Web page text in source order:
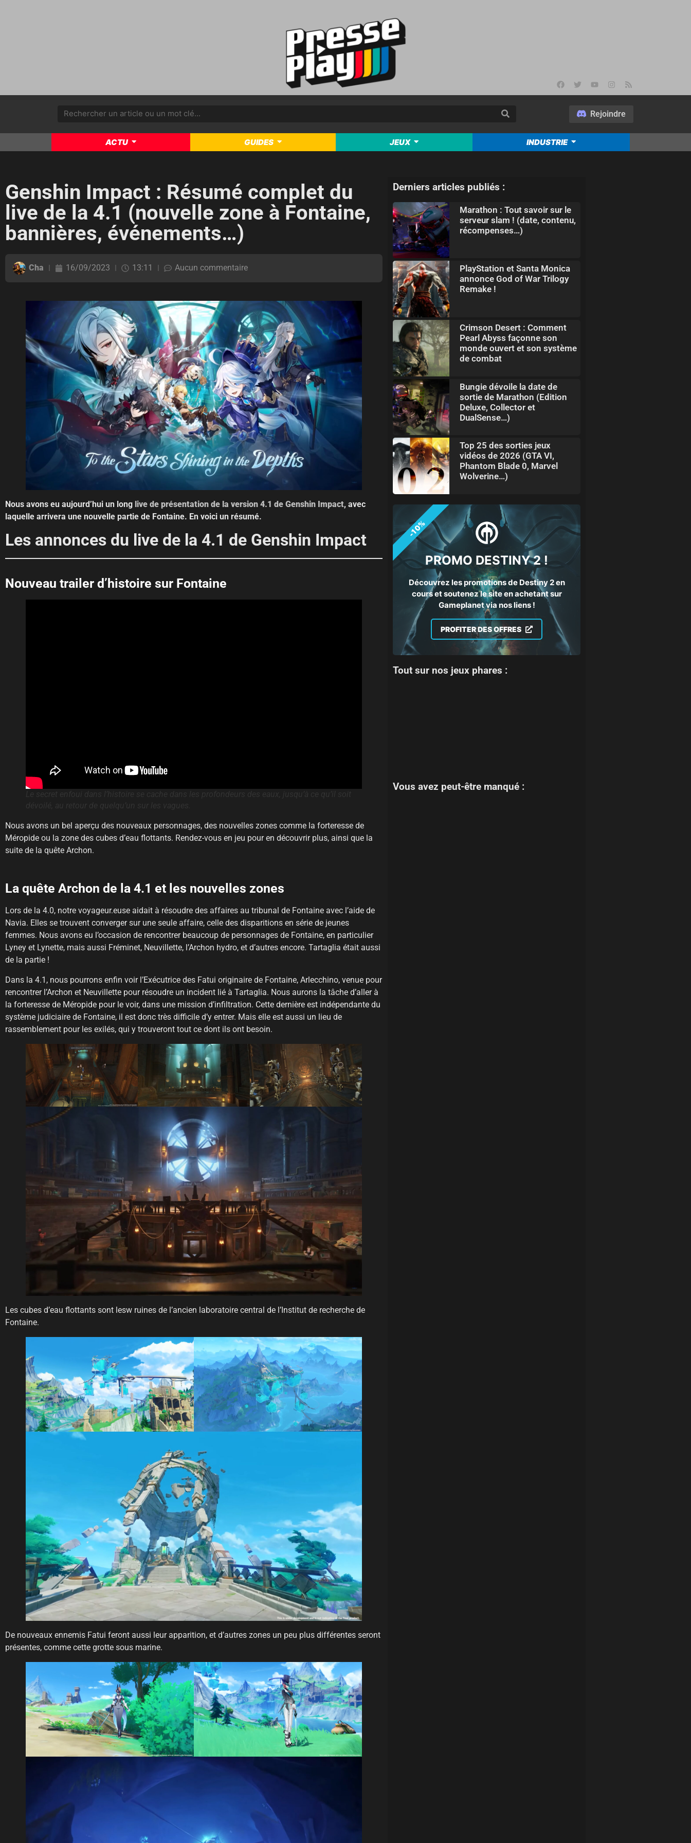
Rejoindre
ACTU GUIDES JEUX INDUSTRIE
Genshin Impact : Résumé complet du
live de la 4.1 (nouvelle zone à Fontaine,
bannières, événements…)
Cha 16/09/2023 13:11 Aucun commentaire
Nous avons eu aujourd’hui un long live de présentation de la version 4.1 de Genshin Impact, avec
laquelle arrivera une nouvelle partie de Fontaine. En voici un résumé.
Les annonces du live de la 4.1 de Genshin Impact
Nouveau trailer d’histoire sur Fontaine
Nous avons un bel aperçu des nouveaux personnages, des nouvelles zones comme la forteresse de
Méropide ou la zone des cubes d’eau flottants. Rendez-vous en jeu pour en découvrir plus, ainsi que la
suite de la quête Archon.
La quête Archon de la 4.1 et les nouvelles zones
Lors de la 4.0, notre voyageur.euse aidait à résoudre des affaires au tribunal de Fontaine avec l’aide de
Navia. Elles se trouvent converger sur une seule affaire, celle des disparitions en série de jeunes
femmes. Nous avons eu l’occasion de rencontrer beaucoup de personnages de Fontaine, en particulier
Lyney et Lynette, mais aussi Fréminet, Neuvillette, l’Archon hydro, et d’autres encore. Tartaglia était aussi
de la partie !
Dans la 4.1, nous pourrons enfin voir l’Exécutrice des Fatui originaire de Fontaine, Arlecchino, venue pour
rencontrer l’Archon et Neuvillette pour résoudre un incident lié à Tartaglia. Nous aurons la tâche d’aller à
la forteresse de Méropide pour le voir, dans une mission d’infiltration. Cette dernière est indépendante du
système judiciaire de Fontaine, il est donc très difficile d’y entrer. Mais elle est aussi un lieu de
rassemblement pour les exilés, qui y trouveront tout ce dont ils ont besoin.
Les cubes d’eau flottants sont lesw ruines de l’ancien laboratoire central de l’Institut de recherche de
Fontaine.
De nouveaux ennemis Fatui feront aussi leur apparition, et d’autres zones un peu plus différentes seront
présentes, comme cette grotte sous marine.
Derniers articles publiés :
Marathon : Tout savoir sur le
serveur slam ! (date, contenu,
récompenses…)
PlayStation et Santa Monica
annonce God of War Trilogy
Remake !
Crimson Desert : Comment
Pearl Abyss façonne son
monde ouvert et son système
de combat
Bungie dévoile la date de
sortie de Marathon (Edition
Deluxe, Collector et
DualSense…)
Top 25 des sorties jeux
vidéos de 2026 (GTA VI,
Phantom Blade 0, Marvel
Wolverine…)
PROMO DESTINY 2 !
Découvrez les promotions de Destiny 2 en
cours et soutenez le site en achetant sur
Gameplanet via nos liens !
PROFITER DES OFFRES
-10%
Tout sur nos jeux phares :
Vous avez peut-être manqué :